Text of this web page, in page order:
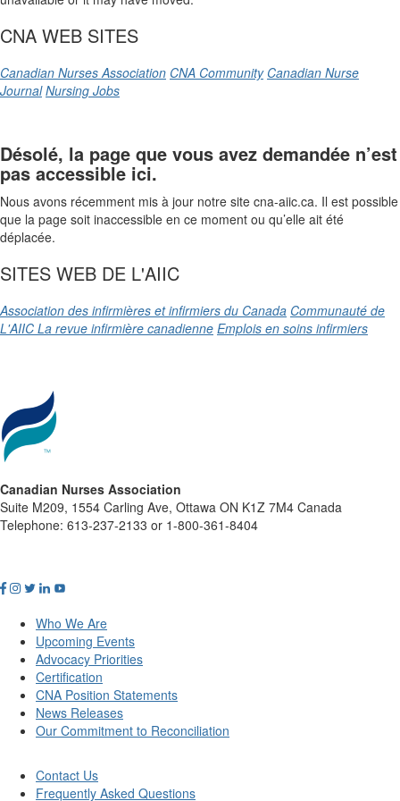
CNA WEB SITES
Canadian Nurses Association CNA Community Canadian Nurse
Journal Nursing Jobs
Désolé, la page que vous avez demandée n’est
pas accessible ici.
Nous avons récemment mis à jour notre site cna-aiic.ca. Il est possible
que la page soit inaccessible en ce moment ou qu’elle ait été
déplacée.
SITES WEB DE L'AIIC
Association des infirmières et infirmiers du Canada Communauté de
L'AIIC La revue infirmière canadienne Emplois en soins infirmiers
Canadian Nurses Association
Suite M209, 1554 Carling Ave, Ottawa ON K1Z 7M4 Canada
Telephone: 613-237-2133 or 1-800-361-8404
Who We Are
Upcoming Events
Advocacy Priorities
Certification
CNA Position Statements
News Releases
Our Commitment to Reconciliation
Contact Us
Frequently Asked Questions